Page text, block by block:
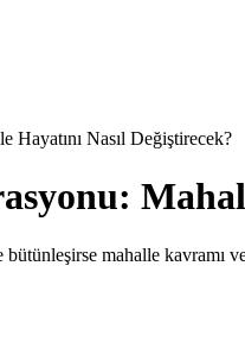
Hayatını Nasıl Değiştirecek?
mahalle kavramı